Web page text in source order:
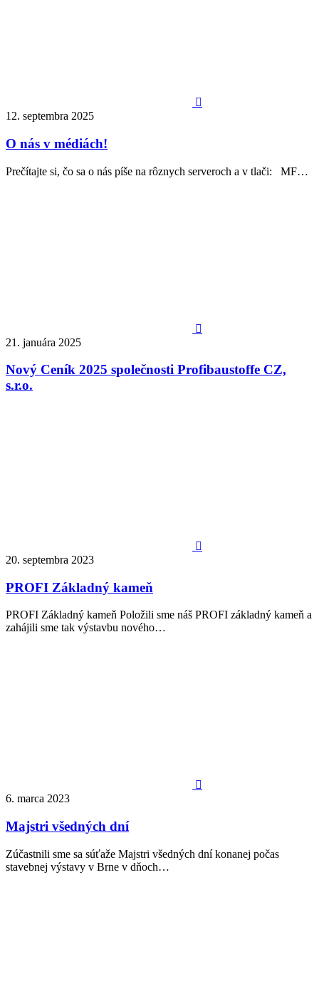

12. septembra 2025
O nás v médiách!
Prečítajte si, čo sa o nás píše na rôznych serveroch a v tlači: MF…

21. januára 2025
Nový Ceník 2025 společnosti Profibaustoffe CZ,
s.r.o.

20. septembra 2023
PROFI Základný kameň
PROFI Základný kameň Položili sme náš PROFI základný kameň a
zahájili sme tak výstavbu nového…

6. marca 2023
Majstri všedných dní
Zúčastnili sme sa súťaže Majstri všedných dní konanej počas
stavebnej výstavy v Brne v dňoch…